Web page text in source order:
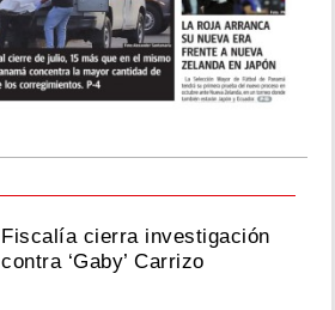
Fiscalía cierra investigación
contra ‘Gaby’ Carrizo